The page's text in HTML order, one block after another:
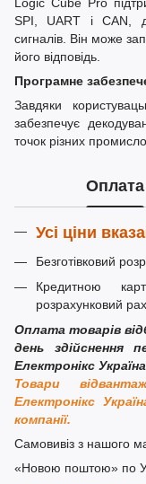
Logic Cube Pro
SPI, UART і CAN,
сигналів. Він може
його відповідь.
Програмне
Завдяки
забезпечує
точок різних
Оплата
Усі ціни
Безготівковий
Кредитною
розрахунковий
Оплата товарів
день здійснення
Електронікс
Товари
Електронікс
компанії.
Самовивіз з нашого
«Новою поштою» по